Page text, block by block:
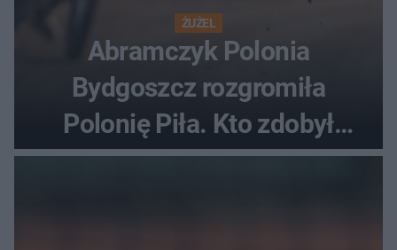
ŻUŻEL
Abramczyk Polonia
Bydgoszcz rozgromiła
Polonię Piła. Kto zdobył
najwięcej punktów?